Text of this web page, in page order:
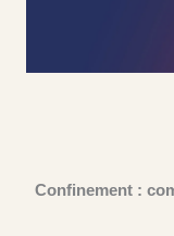
Confinement :